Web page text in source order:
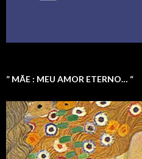
” MÃE : MEU AMOR ETERNO… “